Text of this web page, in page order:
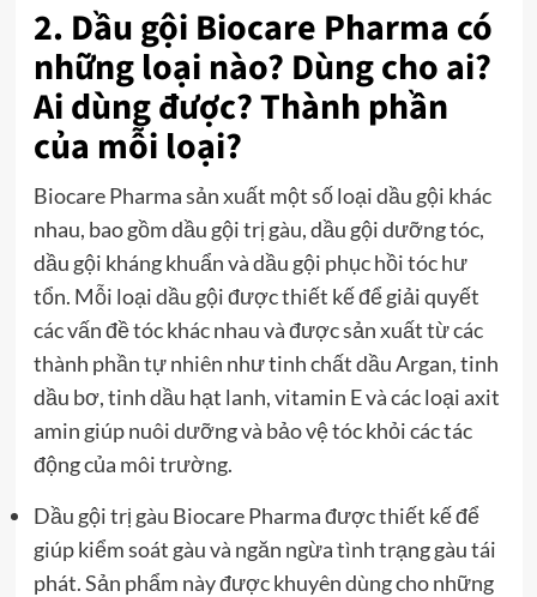
2. Dầu gội Biocare Pharma có
những loại nào? Dùng cho ai?
Ai dùng được? Thành phần
của mỗi loại?
Biocare Pharma sản xuất một số loại dầu gội khác
nhau, bao gồm dầu gội trị gàu, dầu gội dưỡng tóc,
dầu gội kháng khuẩn và dầu gội phục hồi tóc hư
tổn. Mỗi loại dầu gội được thiết kế để giải quyết
các vấn đề tóc khác nhau và được sản xuất từ các
thành phần tự nhiên như tinh chất dầu Argan, tinh
dầu bơ, tinh dầu hạt lanh, vitamin E và các loại axit
amin giúp nuôi dưỡng và bảo vệ tóc khỏi các tác
động của môi trường.
Dầu gội trị gàu Biocare Pharma được thiết kế để
giúp kiểm soát gàu và ngăn ngừa tình trạng gàu tái
phát. Sản phẩm này được khuyên dùng cho những